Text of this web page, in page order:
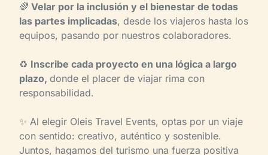
🌈 Velar por la inclusión y el bienestar de todas
las partes implicadas, desde los viajeros hasta los
equipos, pasando por nuestros colaboradores.
♻️ Inscribe cada proyecto en una lógica a largo
plazo, donde el placer de viajar rima con
responsabilidad.
✨ Al elegir Oleis Travel Events, optas por un viaje
con sentido: creativo, auténtico y sostenible.
Juntos, hagamos del turismo una fuerza positiva